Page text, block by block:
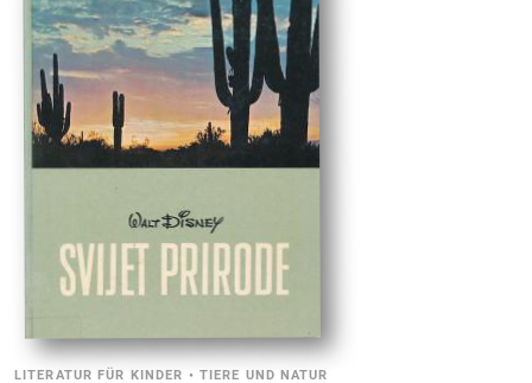
LITERATUR FÜR KINDER • TIERE UND NATUR